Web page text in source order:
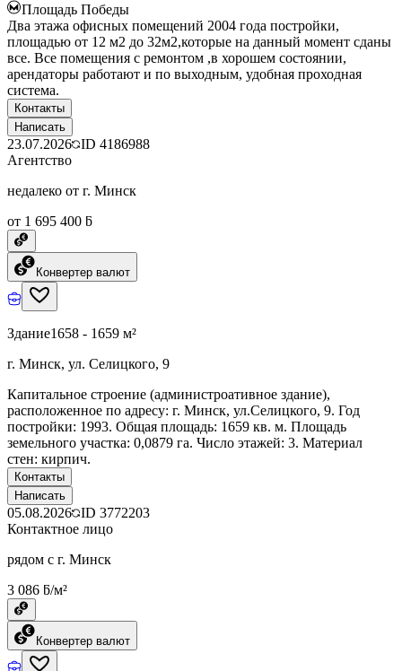
Площадь Победы
Два этажа офисных помещений 2004 года постройки,
площадью от 12 м2 до 32м2,которые на данный момент сданы
все. Все помещения с ремонтом ,в хорошем состоянии,
арендаторы работают и по выходным, удобная проходная
система.
Контакты
Написать
23.07.2026 ID 4186988
Агентство
недалеко от г. Минск
от 1 695 400 ƃ
Конвертер валют
Здание1658 - 1659 м²
г. Минск, ул. Селицкого, 9
Капитальное строение (администроативное здание),
расположенное по адресу: г. Минск, ул.Селицкого, 9. Год
постройки: 1993. Общая площадь: 1659 кв. м. Площадь
земельного участка: 0,0879 га. Число этажей: 3. Материал
стен: кирпич.
Контакты
Написать
05.08.2026 ID 3772203
Контактное лицо
рядом с г. Минск
3 086 ƃ/м²
Конвертер валют